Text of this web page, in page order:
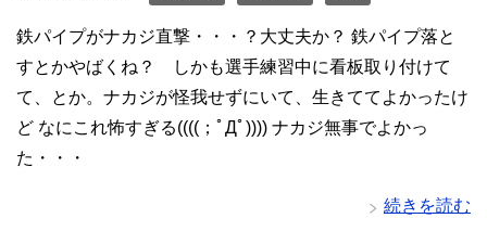
鉄パイプがナカジ直撃・・・？大丈夫か？ 鉄パイプ落と
すとかやばくね？ しかも選手練習中に看板取り付けて
て、とか。ナカジが怪我せずにいて、生きててよかったけ
ど なにこれ怖すぎる((((；ﾟДﾟ)))) ナカジ無事でよかっ
た・・・
続きを読む